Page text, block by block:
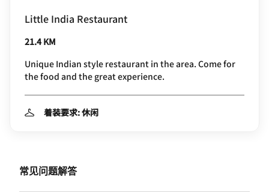
Little India Restaurant
21.4 KM
Unique Indian style restaurant in the area. Come for
the food and the great experience.
着装要求: 休闲
常见问题解答